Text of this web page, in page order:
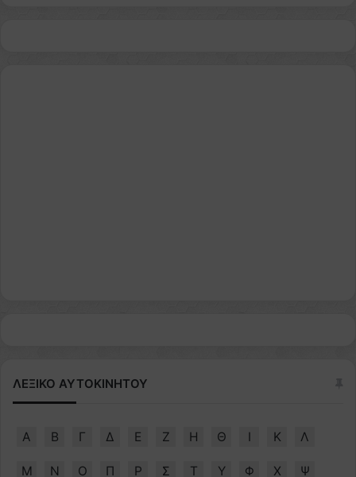
ΛΕΞΙΚΟ ΑΥΤΟΚΙΝΗΤΟΥ
Α Β Γ Δ Ε Ζ Η Θ Ι Κ Λ
Μ Ν Ο Π Ρ Σ Τ Υ Φ Χ Ψ